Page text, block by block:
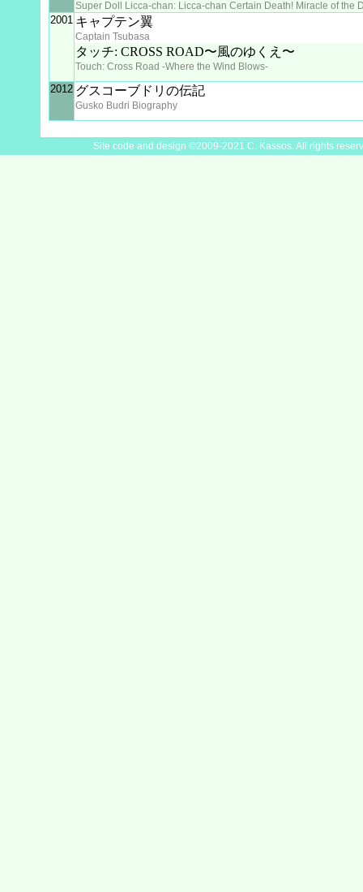
Super Doll Licca-chan: Licca-chan Certain Death! Miracle of the
2001 キャプテン翼
Captain Tsubasa
タッチ: CROSS ROAD〜風のゆくえ〜
Touch: Cross Road -Where the Wind Blows-
2012 グスコーブドリの伝記
Gusko Budri Biography
Site code and design ©2009-2021 C. Kassos. All rights